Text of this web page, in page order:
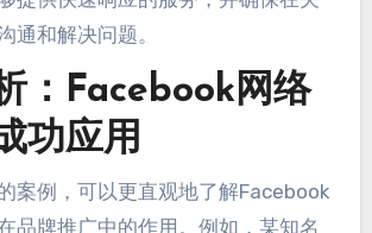
通和解决问题。
：Facebook网络
功应用
案例，可以更直观地了解Facebook
品牌推广中的作用。例如，某知名